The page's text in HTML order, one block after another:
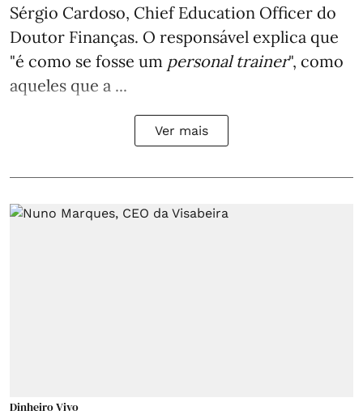
Sérgio Cardoso, Chief Education Officer do
Doutor Finanças. O responsável explica que
"é como se fosse um personal trainer", como
aqueles que a ...
Ver mais
Dinheiro Vivo